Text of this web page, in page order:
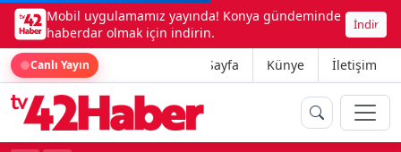
Mobil uygulamamız yayında! Konya gündeminde
haberdar olmak için indirin.
İndir
Canlı Yayın Ana Sayfa Künye İletişim